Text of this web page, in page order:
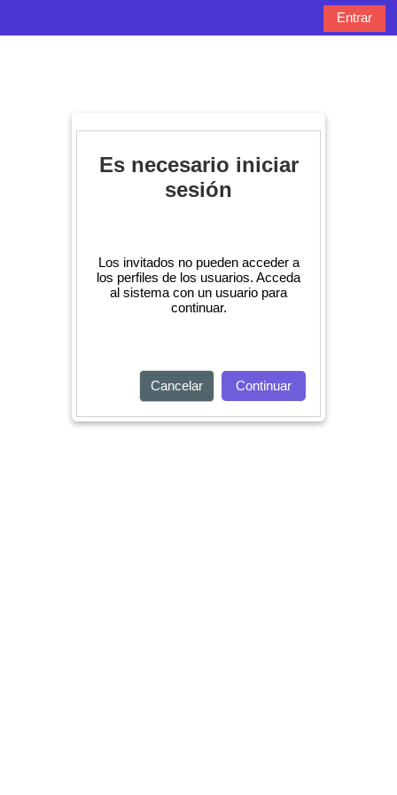
Entrar
Es necesario iniciar
sesión
Los invitados no pueden acceder a
los perfiles de los usuarios. Acceda
al sistema con un usuario para
continuar.
Cancelar Continuar